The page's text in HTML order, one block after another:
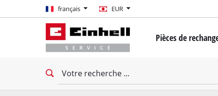
français
français EUR
EUR
GBP
CZK
Pièces de
Mini-tournevis
Tournevis